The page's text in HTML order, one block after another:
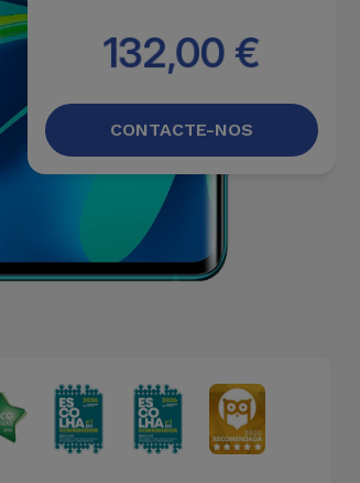
132,00 €
CONTACTE-NOS